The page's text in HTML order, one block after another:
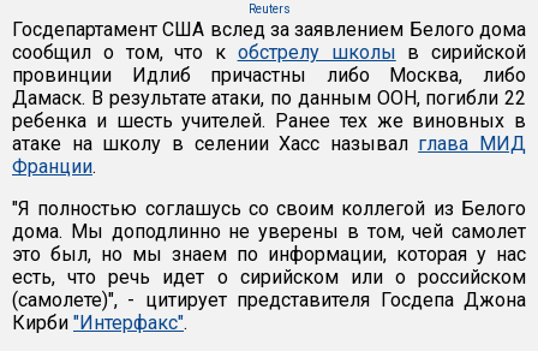
Reuters
Госдепартамент США вслед за заявлением Белого дома
сообщил о том, что к обстрелу школы в сирийской
провинции Идлиб причастны либо Москва, либо
Дамаск. В результате атаки, по данным ООН, погибли 22
ребенка и шесть учителей. Ранее тех же виновных в
атаке на школу в селении Хасс называл глава МИД
Франции.
"Я полностью соглашусь со своим коллегой из Белого
дома. Мы доподлинно не уверены в том, чей самолет
это был, но мы знаем по информации, которая у нас
есть, что речь идет о сирийском или о российском
(самолете)", - цитирует представителя Госдепа Джона
Кирби "Интерфакс".